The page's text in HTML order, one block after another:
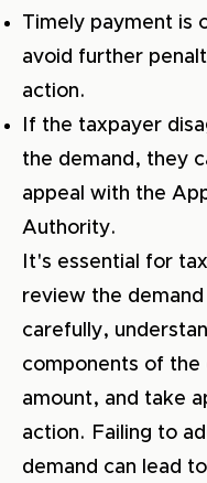
Timely payment is
avoid further
action.
If the taxpayer
the demand, they
appeal with the
Authority.
It's essential for
review the
carefully,
components of the
amount, and take
action. Failing to
demand can lead